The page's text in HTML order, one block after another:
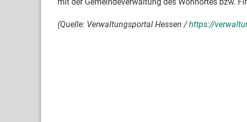
(Quelle: Verwaltungsportal Hessen /https://